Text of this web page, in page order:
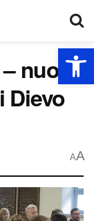
nuo
Dievo
AA